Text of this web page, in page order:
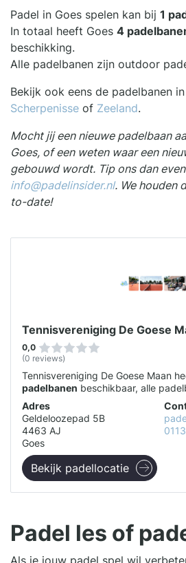
Padel in Goes spelen kan bij 1
In totaal heeft Goes 4
beschikking.
Alle padelbanen zijn outdoor
Bekijk ook eens de padelbanen in
Scherpenisse of Zeeland.
Mocht jij een nieuwe padelbaan
Goes, of een weten waar een
gebouwd wordt. Tip ons dan
info@padelinsider.nl. We houden
to-date!
Tennisvereniging De Goese
0,0
(0 reviews)
Tennisvereniging De Goese Maan
padelbanen beschikbaar, alle
Adres
Geldeloozepad 5B
4463 AJ
Goes
Bekijk padellocatie
Padel les of